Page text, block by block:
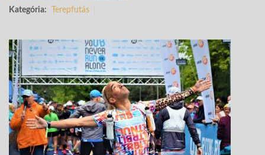
Kategória: Terepfutás